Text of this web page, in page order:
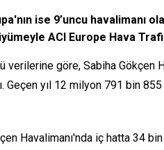
ise 9’uncu havalimanı
ACI Europe Hava
göre, Sabiha Gökçen
yıl 12 milyon 791 bin
Havalimanı'nda iç hatta